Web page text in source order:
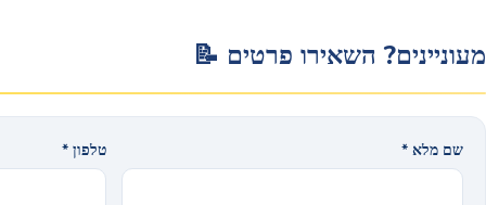
מעוניינים? השאירו פרטים 📝
שם מלא * טלפון *